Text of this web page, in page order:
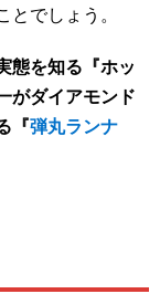
でしょう。
態を知る『ホッ
がダイアモンド
『弾丸ランナ